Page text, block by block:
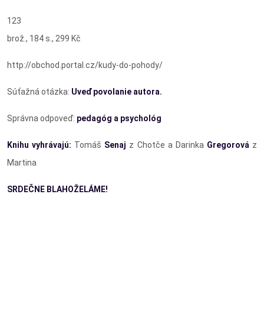
123
brož., 184 s., 299 Kč
http://obchod.portal.cz/kudy-do-pohody/
Súťažná otázka: Uveď povolanie autora.
Správna odpoveď: pedagóg a psychológ
Knihu vyhrávajú: Tomáš Senaj z Chotče a Darinka Gregorová z
Martina
SRDEČNE BLAHOŽELÁME!